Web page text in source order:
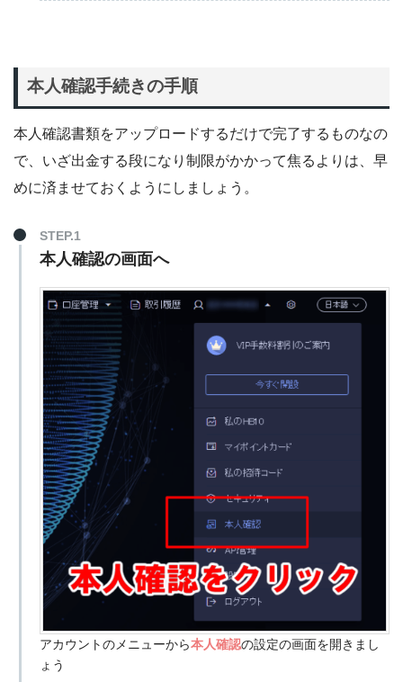
本人確認手続きの手順
本人確認書類をアップロードするだけで完了するものなの
で、いざ出金する段になり制限がかかって焦るよりは、早
めに済ませておくようにしましょう。
STEP.1
本人確認の画面へ
アカウントのメニューから本人確認の設定の画面を開きまし
ょう